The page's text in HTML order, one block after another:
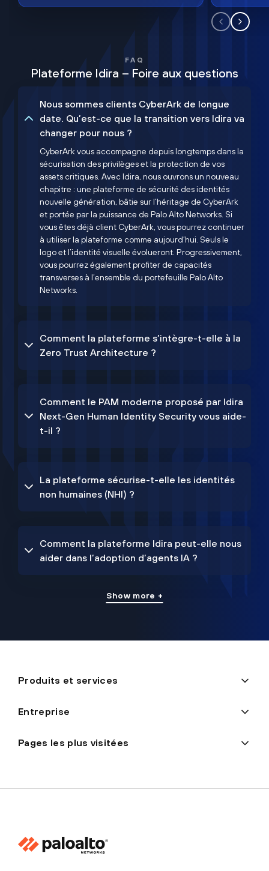
FAQ
Plateforme Idira – Foire aux questions
Nous sommes clients CyberArk de longue
date. Qu’est-ce que la transition vers Idira va
changer pour nous ?
CyberArk vous accompagne depuis longtemps dans la
sécurisation des privilèges et la protection de vos
assets critiques. Avec Idira, nous ouvrons un nouveau
chapitre : une plateforme de sécurité des identités
nouvelle génération, bâtie sur l’héritage de CyberArk
et portée par la puissance de Palo Alto Networks. Si
vous êtes déjà client CyberArk, vous pourrez continuer
à utiliser la plateforme comme aujourd’hui. Seuls le
logo et l’identité visuelle évolueront. Progressivement,
vous pourrez également profiter de capacités
transverses à l’ensemble du portefeuille Palo Alto
Networks.
Comment la plateforme s’intègre-t-elle à la
Zero Trust Architecture ?
Comment le PAM moderne proposé par Idira
Next-Gen Human Identity Security vous aide-
t-il ?
La plateforme sécurise-t-elle les identités
non humaines (NHI) ?
Comment la plateforme Idira peut-elle nous
aider dans l’adoption d’agents IA ?
Show more +
Produits et services
Entreprise
Pages les plus visitées